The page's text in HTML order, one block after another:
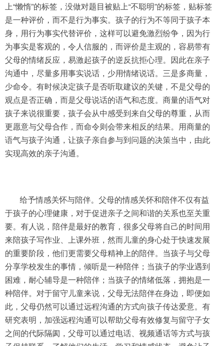
上“懒惰”的标签，没做对题目被贴上“不聪明”的标签，贴标签
是一种评价，而不是行为事实。孩子的行为不等同于孩子本
身，用行为事实代替评价，这样可以避免激烈纷争，因为行
为事实是客观的，令人信服的，而评价是主观的，容易带有
父母的情绪反应，易激起孩子的逆反抗拒心理。因此在亲子
沟通中，尽量多用事实说话，少用情绪说话。三是多商量，
少命令。有时候决定孩子是否听取建议的关键，不是父母的
观点是否正确，而是父母说话的语气和态度。商量的语气对
孩子来说很重要，孩子会从中感受到来自父母的尊重，从而
更愿意与父母合作，而命令则会带来相反的结果。用商量的
语气与孩子沟通，让孩子亲自参与到问题的决策当中，由此
实现高效的亲子沟通。
给予情感关怀与陪伴。父母的情感关怀和陪伴不仅有益
于孩子的心理健康，对于促进亲子之间和谐的关系也至关重
要。有人说，陪伴是最好的教育，很多父母将自己的时间用
来陪孩子写作业、上课外班，然而儿童的身心处于快速发展
的重要阶段，他们更需要父母精神上的陪伴。当孩子与父母
分享学校发生的事情，倾听是一种陪伴；当孩子的学业遇到
困难，耐心辅导是一种陪伴；当孩子的情绪低落，拥抱是一
种陪伴。对于留守儿童来说，父母无法陪伴在身边，即便如
此，父母仍然可以通过远程沟通的方式向孩子传达爱意。有
研究表明，加强远程沟通可以帮助父母有效修复与留守子女
之间的代际隔阂，父母可以通过电话、视频通话等方式与孩